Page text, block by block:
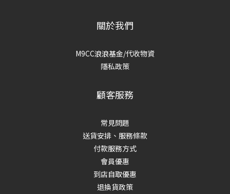
關於我們
M9CC浪浪基金/代收物資
隱私政策
顧客服務
常見問題
送貨安排、服務條款
付款服務方式
會員優惠
到店自取優惠
退換貨政策